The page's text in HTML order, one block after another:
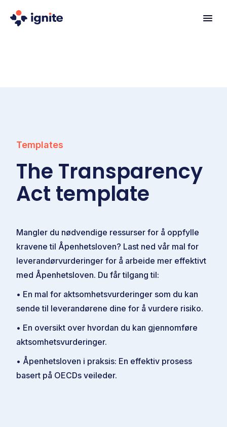
Templates
The Transparency
Act template
Mangler du nødvendige ressurser for å oppfylle
kravene til Åpenhetsloven? Last ned vår mal for
leverandørvurderinger for å arbeide mer effektivt
med Åpenhetsloven. Du får tilgang til:
• En mal for aktsomhetsvurderinger som du kan
sende til leverandørene dine for å vurdere risiko.
• En oversikt over hvordan du kan gjennomføre
aktsomhetsvurderinger.
• Åpenhetsloven i praksis: En effektiv prosess
basert på OECDs veileder.